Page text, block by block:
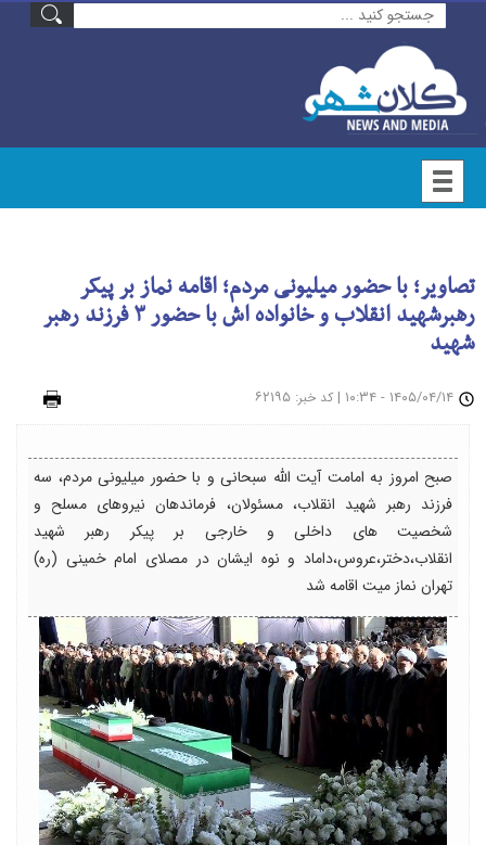
تصاویر؛ با حضور میلیونی مردم؛ اقامه نماز بر پیکر
رهبرشهید انقلاب و خانواده اش با حضور ۳ فرزند رهبر
شهید
| کد خبر: ۶۲۱۹۵
صبح امروز به امامت آیت الله سبحانی و با حضور میلیونی مردم، سه
فرزند رهبر شهید انقلاب، مسئولان، فرماندهان نیروهای مسلح و
شخصیت های داخلی و خارجی بر پیکر رهبر شهید
انقلاب،دختر،عروس،داماد و نوه ایشان در مصلای امام خمینی (ره)
تهران نماز میت اقامه شد